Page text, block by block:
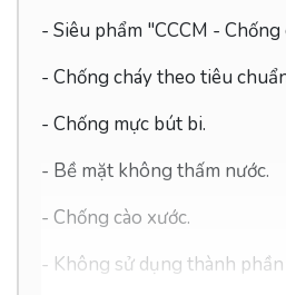
- Siêu phẩm "CCCM -
- Chống cháy theo tiêu
- Chống mực bút bi.
- Bề mặt không thấm nước.
- Chống cào xước.
- Không sử dụng thành